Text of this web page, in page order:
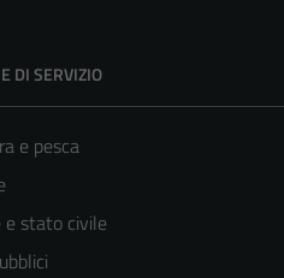
DI SERVIZIO
e pesca
e stato civile